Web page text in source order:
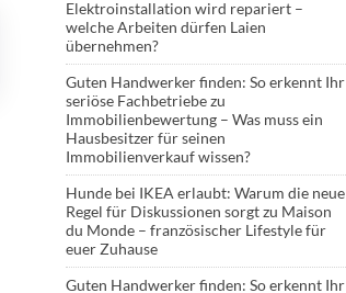
Elektroinstallation wird repariert –
welche Arbeiten dürfen Laien
übernehmen?
Guten Handwerker finden: So erkennt Ihr
seriöse Fachbetriebezu
Immobilienbewertung – Was muss ein
Hausbesitzer für seinen
Immobilienverkauf wissen?
Hunde bei IKEA erlaubt: Warum die neue
Regel für Diskussionen sorgtzu Maison
du Monde – französischer Lifestyle für
euer Zuhause
Guten Handwerker finden: So erkennt Ihr